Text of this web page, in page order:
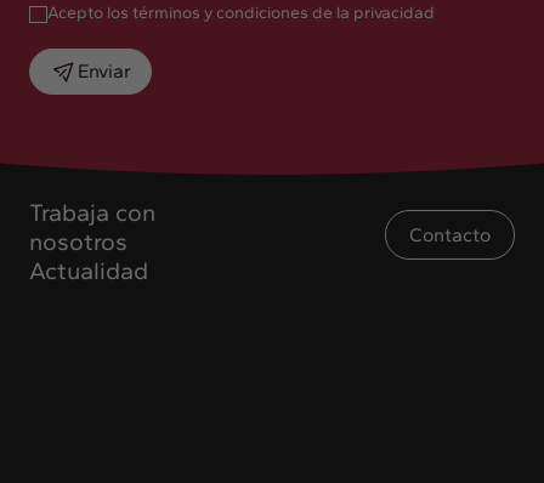
Trabaja con
nosotros
Actualidad
Contacto
Acepto los términos y condiciones de la privacidad
Enviar